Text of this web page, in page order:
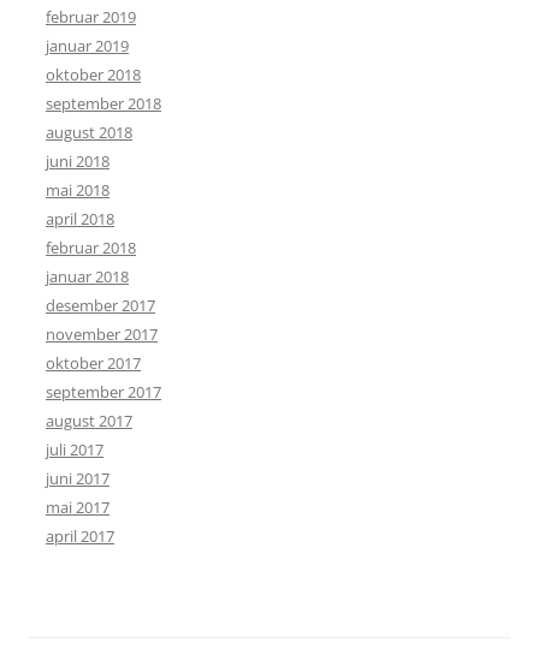
februar 2019
januar 2019
oktober 2018
september 2018
august 2018
juni 2018
mai 2018
april 2018
februar 2018
januar 2018
desember 2017
november 2017
oktober 2017
september 2017
august 2017
juli 2017
juni 2017
mai 2017
april 2017